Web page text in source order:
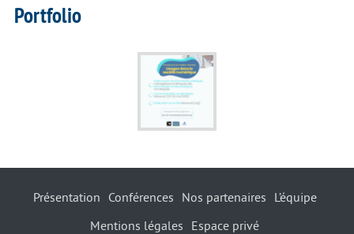
Portfolio
Présentation Conférences Nos partenaires
L’équipe
Mentions légales
Espace privé